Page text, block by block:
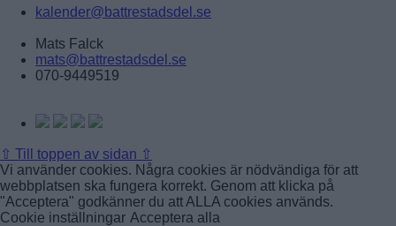
kalender@battrestadsdel.se
Mats Falck
mats@battrestadsdel.se
070-9449519
⇧ Till toppen av sidan ⇧
Vi använder cookies. Några cookies är nödvändiga för att
webbplatsen ska fungera korrekt. Genom att klicka på
"Acceptera" godkänner du att ALLA cookies används.
Cookie inställningar Acceptera alla